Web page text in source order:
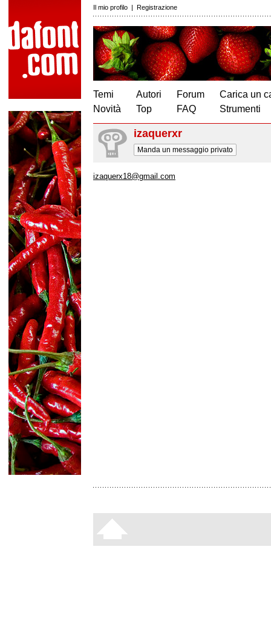
Il mio profilo | Registrazione
Temi
Novità
Autori
Top
Forum
FAQ
Carica un
Strumenti
izaquerxr
Manda un messaggio privato
izaquerx18@gmail.com